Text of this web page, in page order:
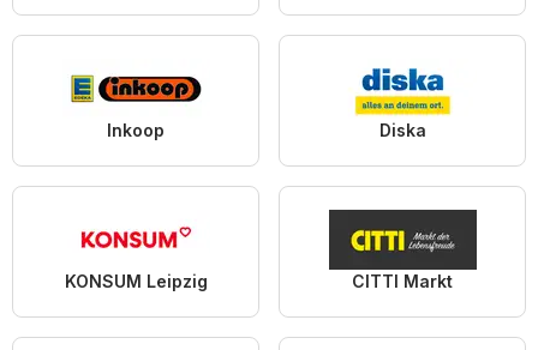
Inkoop Diska
KONSUM Leipzig CITTI Markt